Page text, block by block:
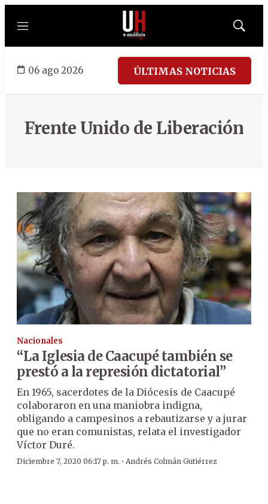
Menú
Mostrar
06 ago 2026 ÚLTIMAS NOTICIAS
Frente Unido de Liberación
Nacionales
“La Iglesia de Caacupé también se
prestó a la represión dictatorial”
En 1965, sacerdotes de la Diócesis de Caacupé
colaboraron en una maniobra indigna,
obligando a campesinos a rebautizarse y a jurar
que no eran comunistas, relata el investigador
Víctor Duré.
Diciembre 7, 2020 06:17 p. m. · Andrés Colmán Gutiérrez